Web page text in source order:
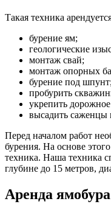
Такая техника
бурение ям;
геологические
монтаж свай;
монтаж опорных
бурение под шпунт;
пробурить
укрепить
высадить саженцы
Перед началом работ
бурения. На основе
техника. Наша техника
глубине до 15 метров,
Аренда ямобура